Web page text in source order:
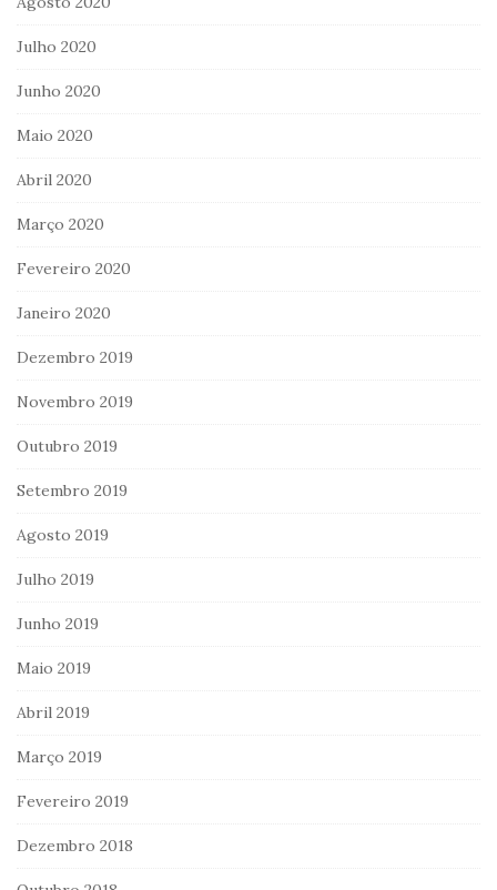
Julho 2020
Junho 2020
Maio 2020
Abril 2020
Março 2020
Fevereiro 2020
Janeiro 2020
Dezembro 2019
Novembro 2019
Outubro 2019
Setembro 2019
Agosto 2019
Julho 2019
Junho 2019
Maio 2019
Abril 2019
Março 2019
Fevereiro 2019
Dezembro 2018